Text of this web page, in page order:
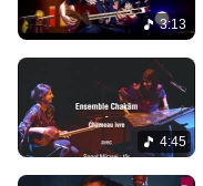
3:13
4:45